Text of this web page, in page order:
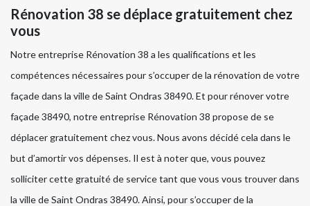
Rénovation 38 se déplace gratuitement chez
vous
Notre entreprise Rénovation 38 a les qualifications et les
compétences nécessaires pour s’occuper de la rénovation de votre
façade dans la ville de Saint Ondras 38490. Et pour rénover votre
façade 38490, notre entreprise Rénovation 38 propose de se
déplacer gratuitement chez vous. Nous avons décidé cela dans le
but d’amortir vos dépenses. Il est à noter que, vous pouvez
solliciter cette gratuité de service tant que vous vous trouver dans
la ville de Saint Ondras 38490. Ainsi, pour s’occuper de la